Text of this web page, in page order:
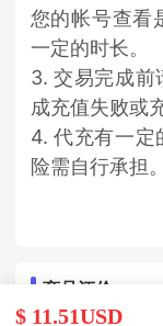
$ 11.51USD
您的帐号查看
一定的时长。
3. 交易完成前
成充值失败或
4. 代充有一定
险需自行承担。
商品评价